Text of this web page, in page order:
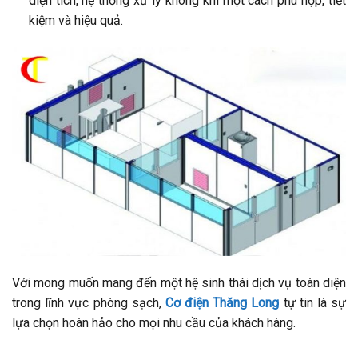
kiệm và hiệu quả.
Với mong muốn mang đến một hệ sinh thái dịch vụ toàn diện
trong lĩnh vực phòng sạch, Cơ điện Thăng Long tự tin là sự
lựa chọn hoàn hảo cho mọi nhu cầu của khách hàng.